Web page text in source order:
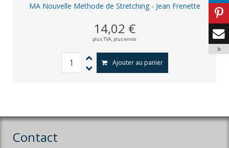
MA Nouvelle Methode de Stretching - Jean Frenette
14,02 €
plus TVA, plus envoi
Ajouter au panier
Contact